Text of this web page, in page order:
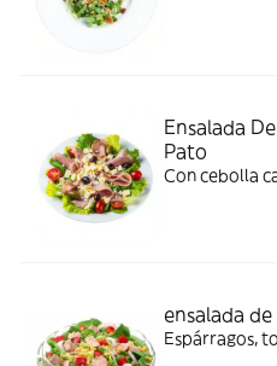
Ensalada
Pato
Con cebolla
ensalada
Espárragos,